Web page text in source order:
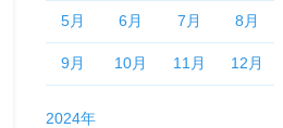
5月 6月 7月 8月
9月 10月 11月 12月
2024年